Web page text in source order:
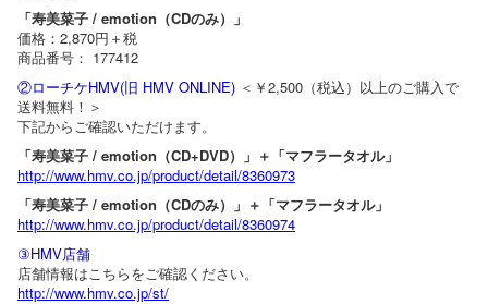
「寿美菜子 / emotion（CDのみ）」
価格：2,870円＋税
商品番号： 177412
②ローチケHMV(旧 HMV ONLINE) ＜￥2,500（税込）以上のご購入で
送料無料！＞
下記からご確認いただけます。
「寿美菜子 / emotion（CD+DVD）」＋「マフラータオル」
http://www.hmv.co.jp/product/detail/8360973
「寿美菜子 / emotion（CDのみ）」＋「マフラータオル」
http://www.hmv.co.jp/product/detail/8360974
③HMV店舗
店舗情報はこちらをご確認ください。
http://www.hmv.co.jp/st/